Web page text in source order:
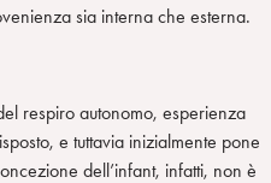
sia interna che esterna.
respiro autonomo, esperienza
e tuttavia inizialmente pone
dell’infant, infatti, non è